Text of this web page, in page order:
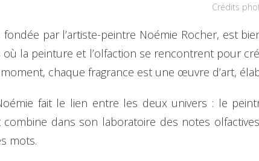
Crédits
fondée par l’artiste-peintre Noémie Rocher, est
où la peinture et l’olfaction se rencontrent pour
chaque fragrance est une œuvre d’art,
fait le lien entre les deux univers : le
dans son laboratoire des notes
mots.